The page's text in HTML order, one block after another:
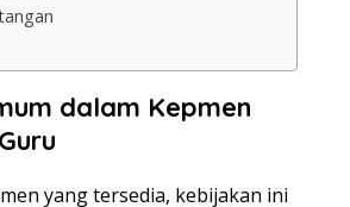
dalam Kepmen
yang tersedia, kebijakan ini